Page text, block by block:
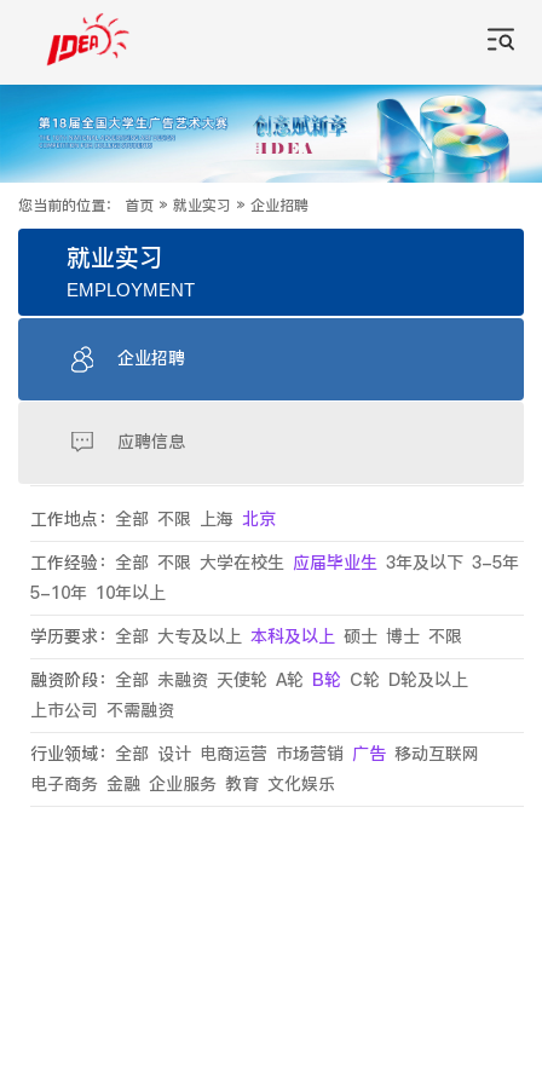
您当前的位置： 首页 » 就业实习 » 企业招聘
就业实习
EMPLOYMENT
企业招聘
应聘信息
工作地点： 全部 不限 上海 北京
工作经验： 全部 不限 大学在校生 应届毕业生 3年及以下 3-5年
5-10年 10年以上
学历要求： 全部 大专及以上 本科及以上 硕士 博士 不限
融资阶段： 全部 未融资 天使轮 A轮 B轮 C轮 D轮及以上
上市公司 不需融资
行业领域： 全部 设计 电商运营 市场营销 广告 移动互联网
电子商务 金融 企业服务 教育 文化娱乐